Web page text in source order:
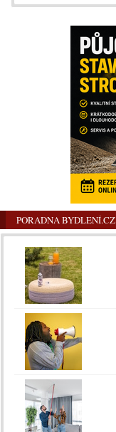
PORADNA BYDLENÍ.CZ